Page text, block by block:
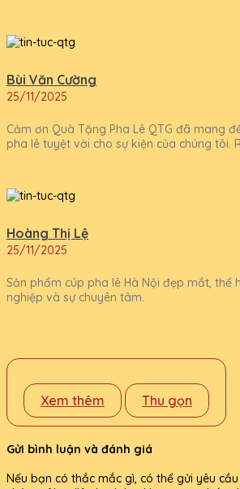
Bùi Văn Cường
25/11/2025
Cảm ơn Quà Tặng Pha Lê QTG đã mang
pha lê tuyệt vời cho sự kiện của chúng tôi.
Hoàng Thị Lệ
25/11/2025
Sản phẩm cúp pha lê Hà Nội đẹp mắt, thể
nghiệp và sự chuyên tâm.
Xem thêm Thu gọn
Gửi bình luận và đánh giá
Nếu bạn có thắc mắc gì, có thể gửi yêu